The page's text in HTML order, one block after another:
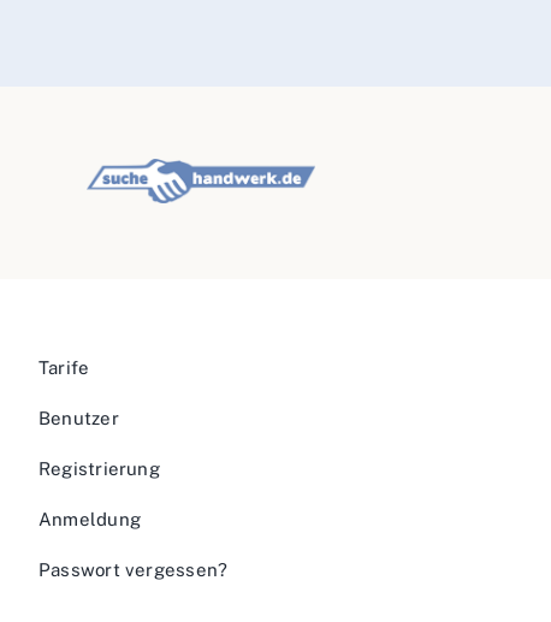
Tarife
Benutzer
Registrierung
Anmeldung
Passwort vergessen?